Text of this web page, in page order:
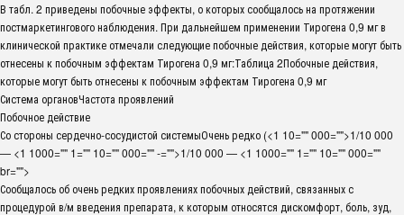
В табл. 2 приведены побочные эффекты, о которых сообщалось на протяжении
постмаркетингового наблюдения. При дальнейшем применении Тирогена 0,9 мг в
клинической практике отмечали следующие побочные действия, которые могут быть
отнесены к побочным эффектам Тирогена 0,9 мг:Таблица 2Побочные действия,
которые могут быть отнесены к побочным эффектам Тирогена 0,9 мг
Система органовЧастота проявлений
Побочное действие
Со стороны сердечно-сосудистой системыОчень редко (<1 10="" 000="">1/10 000
— <1 1000="" 1="" 10="" 000="" -="">1/10 000 — <1 1000="" 1="" 10="" 000=""
br="">
Сообщалось об очень редких проявлениях побочных действий, связанных с
процедурой в/м введения препарата, к которым относятся дискомфорт, боль, зуд,